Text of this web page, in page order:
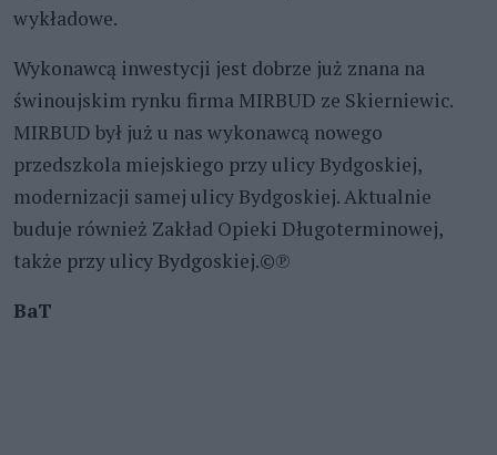
wykładowe.
Wykonawcą inwestycji jest dobrze już znana na
świnoujskim rynku firma MIRBUD ze Skierniewic.
MIRBUD był już u nas wykonawcą nowego
przedszkola miejskiego przy ulicy Bydgoskiej,
modernizacji samej ulicy Bydgoskiej. Aktualnie
buduje również Zakład Opieki Długoterminowej,
także przy ulicy Bydgoskiej.©℗
BaT